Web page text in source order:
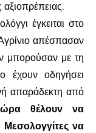
αξιοπρέπειας.
έγκειται στο
απέσπασαν
μπορούσαν με τη
έχουν οδηγήσει
απαράδεκτη από
θέλουν να
Μεσολογγίτες να